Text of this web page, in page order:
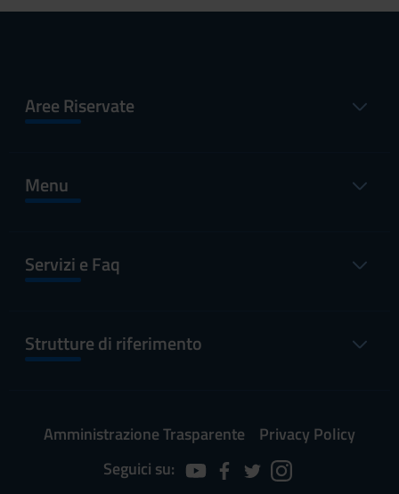
Aree Riservate
Menu
Servizi e Faq
Strutture di riferimento
Amministrazione Trasparente
Privacy Policy
Seguici su: